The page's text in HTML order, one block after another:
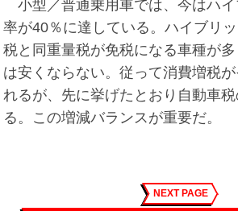
小型／普通乗用車では、今はハ
率が40％に達している。ハイブリ
税と同重量税が免税になる車種が
は安くならない。従って消費増税
れるが、先に挙げたとおり自動車
る。この増減バランスが重要だ。
NEXT PAGE